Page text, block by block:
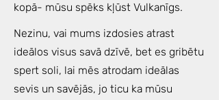
kopā- mūsu spēks kļūst Vulkanīgs.
Nezinu, vai mums izdosies atrast
ideālos visus savā dzīvē, bet es gribētu
spert soli, lai mēs atrodam ideālas
sevis un savējās, jo ticu ka mūsu